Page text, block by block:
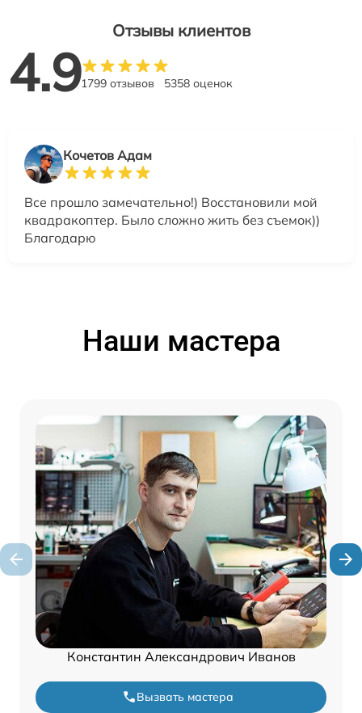
Отзывы клиентов
4.91799 отзывов 5358 оценок
Кочетов Адам
Все прошло замечательно!) Восстановили мой
квадракоптер. Было сложно жить без съемок))
Благодарю
Наши мастера
Константин Александрович Иванов
Вызвать мастера